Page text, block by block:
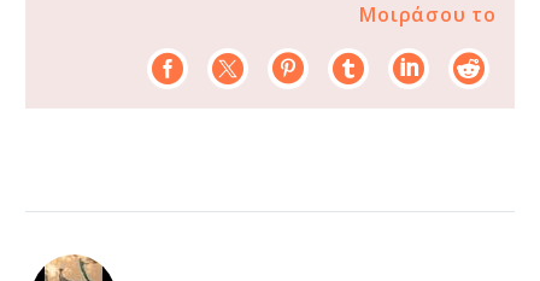
Μοιράσου το